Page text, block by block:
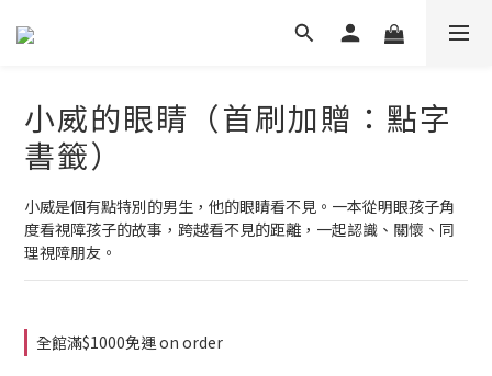
小威的眼睛（首刷加贈：點字
書籤）
小威是個有點特別的男生，他的眼睛看不見。一本從明眼孩子角
度看視障孩子的故事，跨越看不見的距離，一起認識、關懷、同
理視障朋友。
全館滿$1000免運 on order